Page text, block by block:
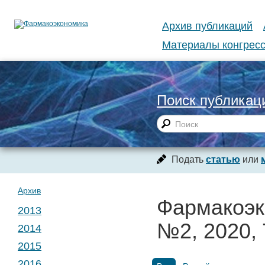
Архив публикаций
Материалы
Поиск
Подать статью или
№2, 2020,
Архив
2013
№ 1. Т. 1
2014
№ 1. Т. 2
2015